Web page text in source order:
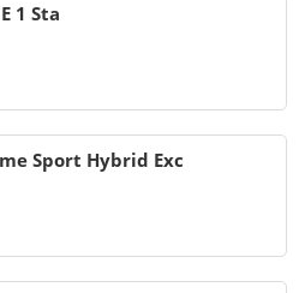
1 Sta
Sport Hybrid Exc